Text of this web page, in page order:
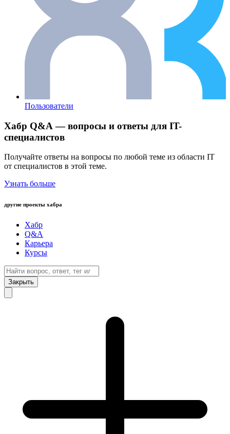
Пользователи
Хабр Q&A — вопросы и ответы для IT-
специалистов
Получайте ответы на вопросы по любой теме из области IT
от специалистов в этой теме.
Узнать больше
другие проекты хабра
Хабр
Q&A
Карьера
Курсы
Закрыть